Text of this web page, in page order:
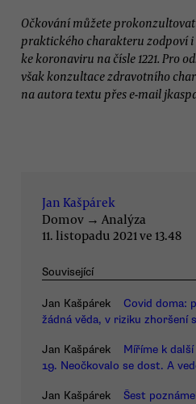
Očkování můžete
praktického charakteru zodpoví
ke koronaviru na čísle 1221. Pro
však konzultace zdravotního
na autora textu přes e-mail
Jan Kašpárek
Domov → Analýza
11. listopadu 2021 ve 13.48
Související
Jan Kašpárek
Covid doma:
žádná věda, v riziku zhoršení
Jan Kašpárek
Míříme k
19. Neočkovalo se dost. A
Jan Kašpárek
Šest